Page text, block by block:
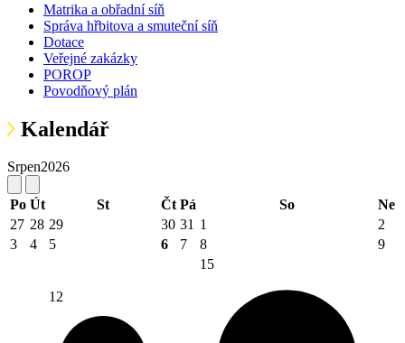
Matrika a obřadní síň
Správa hřbitova a smuteční síň
Dotace
Veřejné zakázky
POROP
Povodňový plán
Kalendář
Srpen2026
Po Út St Čt Pá So
Ne
27 28 29 30 31 1
2
3
4 5 6 7 8 9
12
15